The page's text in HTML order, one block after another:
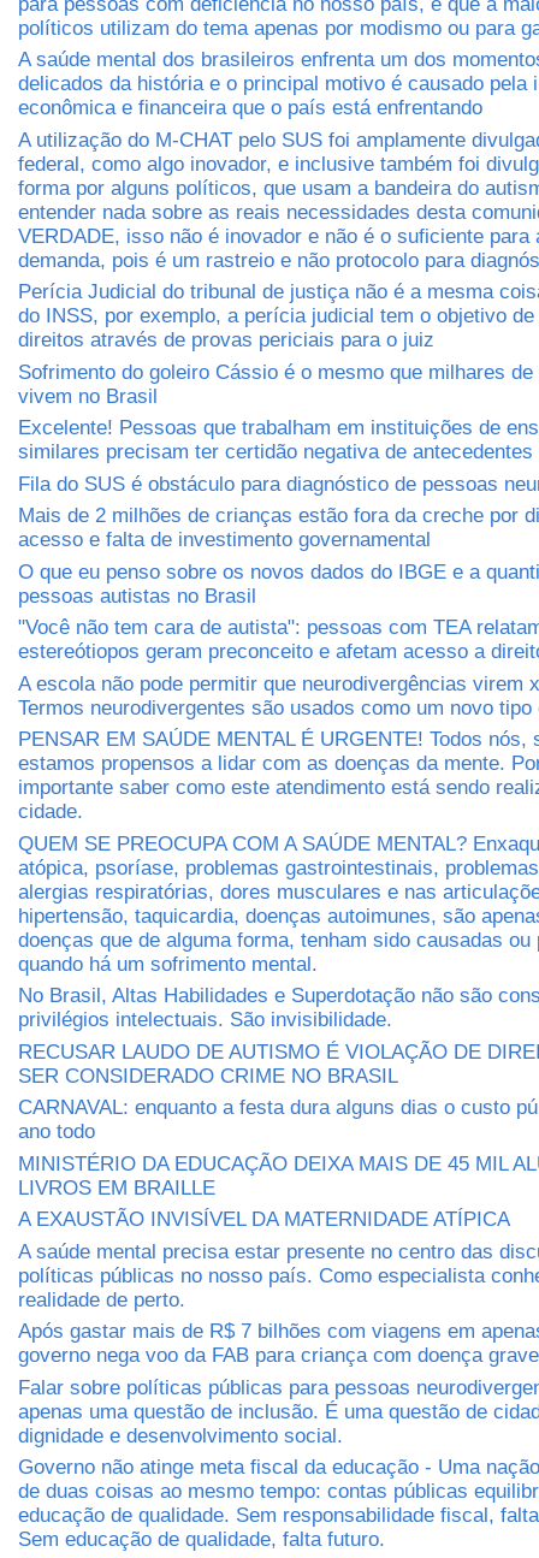
políticos utilizam do tema apenas por modismo ou para
A saúde mental dos brasileiros enfrenta um dos
delicados da história e o principal motivo é causado pela
econômica e financeira que o país está enfrentando
A utilização do M-CHAT pelo SUS foi amplamente
federal, como algo inovador, e inclusive também foi
forma por alguns políticos, que usam a bandeira do
entender nada sobre as reais necessidades desta
VERDADE, isso não é inovador e não é o suficiente para
demanda, pois é um rastreio e não protocolo para
Perícia Judicial do tribunal de justiça não é a mesma
do INSS, por exemplo, a perícia judicial tem o objetivo
direitos através de provas periciais para o juiz
Sofrimento do goleiro Cássio é o mesmo que milhares
vivem no Brasil
Excelente! Pessoas que trabalham em instituições de
similares precisam ter certidão negativa de
Fila do SUS é obstáculo para diagnóstico de pessoas
Mais de 2 milhões de crianças estão fora da creche por
acesso e falta de investimento governamental
O que eu penso sobre os novos dados do IBGE e a
pessoas autistas no Brasil
"Você não tem cara de autista": pessoas com TEA
estereótiopos geram preconceito e afetam acesso a
A escola não pode permitir que neurodivergências virem
Termos neurodivergentes são usados como um novo tipo
PENSAR EM SAÚDE MENTAL É URGENTE! Todos nós,
estamos propensos a lidar com as doenças da mente.
importante saber como este atendimento está sendo
cidade.
QUEM SE PREOCUPA COM A SAÚDE MENTAL?
atópica, psoríase, problemas gastrointestinais,
alergias respiratórias, dores musculares e nas
hipertensão, taquicardia, doenças autoimunes, são
doenças que de alguma forma, tenham sido causadas ou
quando há um sofrimento mental.
No Brasil, Altas Habilidades e Superdotação não são
privilégios intelectuais. São invisibilidade.
RECUSAR LAUDO DE AUTISMO É VIOLAÇÃO DE
SER CONSIDERADO CRIME NO BRASIL
CARNAVAL: enquanto a festa dura alguns dias o custo
ano todo
MINISTÉRIO DA EDUCAÇÃO DEIXA MAIS DE 45 MIL
LIVROS EM BRAILLE
A EXAUSTÃO INVISÍVEL DA MATERNIDADE ATÍPICA
A saúde mental precisa estar presente no centro das
políticas públicas no nosso país. Como especialista
realidade de perto.
Após gastar mais de R$ 7 bilhões com viagens em
governo nega voo da FAB para criança com doença grave
Falar sobre políticas públicas para pessoas
apenas uma questão de inclusão. É uma questão de
dignidade e desenvolvimento social.
Governo não atinge meta fiscal da educação - Uma
de duas coisas ao mesmo tempo: contas públicas
educação de qualidade. Sem responsabilidade fiscal,
Sem educação de qualidade, falta futuro.